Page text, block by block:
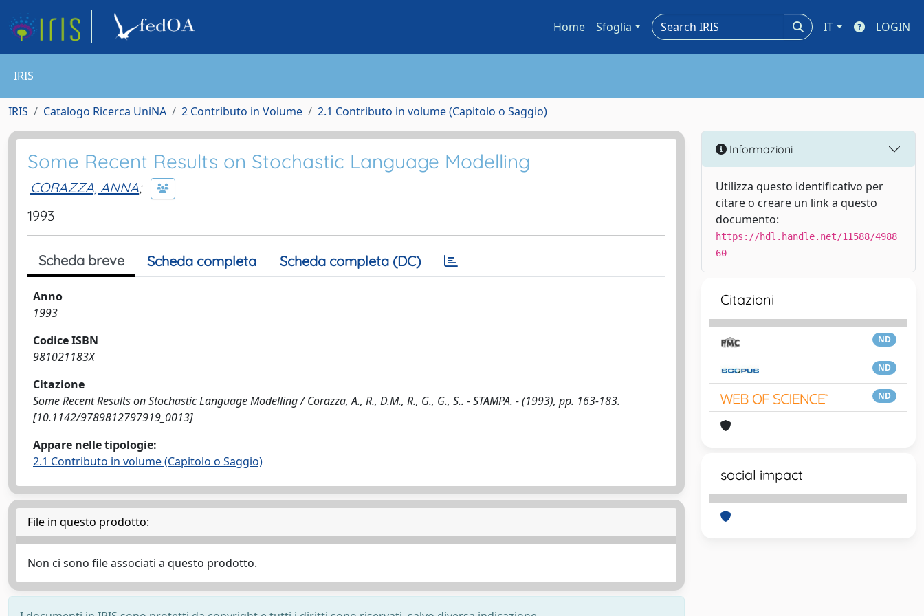
Home Sfoglia IT LOGIN
IRIS
IRIS Catalogo Ricerca UniNA 2 Contributo in Volume 2.1 Contributo in volume (Capitolo o Saggio)
Some Recent Results on Stochastic Language Modelling
CORAZZA, ANNA;
1993
Scheda breve Scheda completa Scheda completa (DC)
Anno
1993
Codice ISBN
981021183X
Citazione
Some Recent Results on Stochastic Language Modelling / Corazza, A., R., D.M., R., G., G., S.. - STAMPA. - (1993), pp. 163-183.
[10.1142/9789812797919_0013]
Appare nelle tipologie:
2.1 Contributo in volume (Capitolo o Saggio)
File in questo prodotto:
Non ci sono file associati a questo prodotto.
Informazioni
Utilizza questo identificativo per
citare o creare un link a questo
documento:
https://hdl.handle.net/11588/4988
60
Citazioni
ND
ND
ND
social impact